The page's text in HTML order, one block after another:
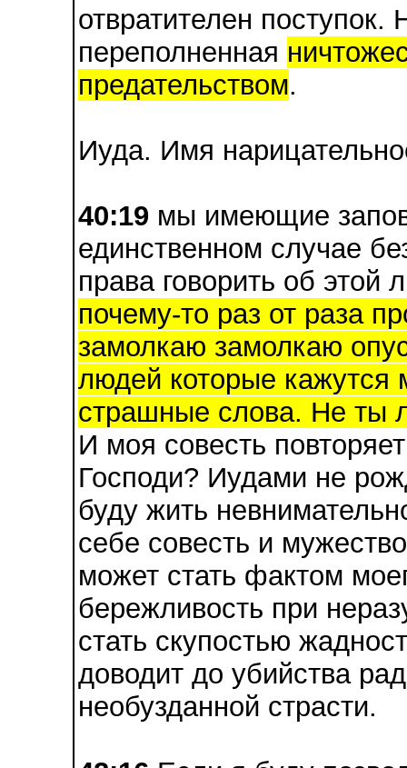
отвратителен
переполненная
предательством.
Иуда. Имя
40:19 мы имеющие
единственном случае
права говорить об этой
почему-то раз от раза
замолкаю замолкаю
людей которые кажутся
страшные слова. Не ты
И моя совесть
Господи? Иудами не
буду жить
себе совесть и
может стать фактом
бережливость при
стать скупостью
доводит до убийства
необузданной страсти.